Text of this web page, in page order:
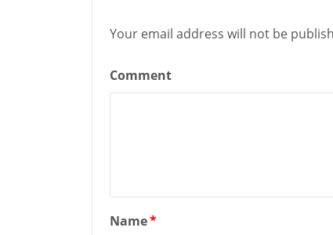
Your email address will not be
Comment
Name*